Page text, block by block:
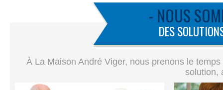
- NOUS
DES
À La Maison André Viger, nous prenons le
solution,